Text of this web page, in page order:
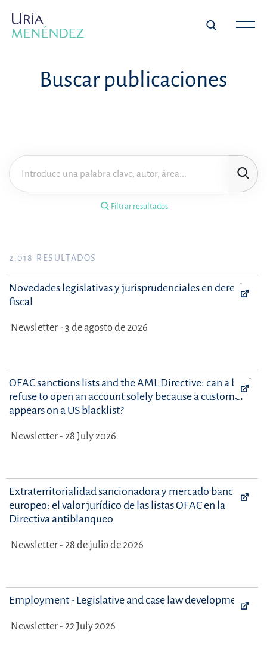
Buscar publicaciones
Filtrar resultados
Filtrar resultados ×
Área de práctica
2.018 RESULTADOS
Novedades legislativas y jurisprudenciales en derecho
fiscal
Newsletter - 3 de agosto de 2026
OFAC sanctions lists and the AML Directive: can a bank
refuse to open an account solely because a customer
appears on a US blacklist?
Newsletter - 28 July 2026
Extraterritorialidad sancionadora y mercado bancario
europeo: el valor jurídico de las listas OFAC en la
Directiva antiblanqueo
Newsletter - 28 de julio de 2026
Employment - Legislative and case law developments
Newsletter - 22 July 2026